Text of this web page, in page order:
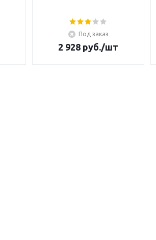
Под заказ
2 928 руб./шт